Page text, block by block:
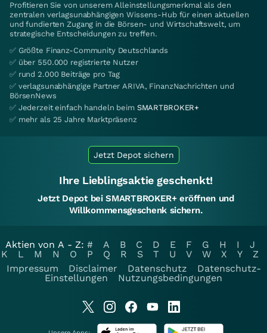
Profitieren Sie von unserem Alleinstellungsmerkmal als den
zentralen verlagsunabhängigen Wissens-Hub für einen aktuellen
und fundierten Zugang in die Börsen- und Wirtschaftswelt, um
strategische Entscheidungen zu treffen.
✅ Größte Finanz-Community Deutschlands
✅ über 550.000 registrierte Nutzer
✅ rund 2.000 Beiträge pro Tag
✅ verlagsunabhängige Partner ARIVA, FinanzNachrichten und
BörsenNews
✅ Jederzeit einfach handeln beim SMARTBROKER+
✅ mehr als 25 Jahre Marktpräsenz
Jetzt Depot sichern
Ihre Lieblingsaktie geschenkt!
Jetzt Depot bei SMARTBROKER+ eröffnen und
Willkommensgeschenk sichern.
Aktien von A - Z: # A B C D E F G H I
J
K
L M N O P Q R S T U V W X Y
Z
Impressum
Disclaimer Datenschutz
Datenschutz-
Einstellungen
Nutzungsbedingungen